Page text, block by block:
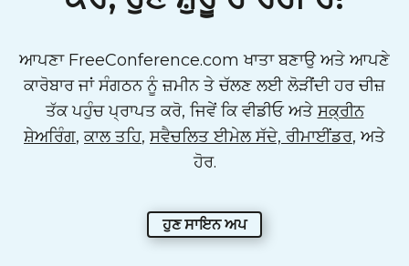
ਆਪਣਾ FreeConference.com ਖਾਤਾ ਬਣਾਉ ਅਤੇ ਆਪਣੇ
ਕਾਰੋਬਾਰ ਜਾਂ ਸੰਗਠਨ ਨੂੰ ਜ਼ਮੀਨ ਤੇ ਚੱਲਣ ਲਈ ਲੋੜੀਂਦੀ ਹਰ ਚੀਜ਼
ਤੱਕ ਪਹੁੰਚ ਪ੍ਰਾਪਤ ਕਰੋ, ਜਿਵੇਂ ਕਿ ਵੀਡੀਓ ਅਤੇ ਸਕ੍ਰੀਨ
ਸ਼ੇਅਰਿੰਗ, ਕਾਲ ਤਹਿ, ਸਵੈਚਲਿਤ ਈਮੇਲ ਸੱਦੇ, ਰੀਮਾਈਂਡਰ, ਅਤੇ
ਹੋਰ.
ਹੁਣ ਸਾਇਨ ਅਪ